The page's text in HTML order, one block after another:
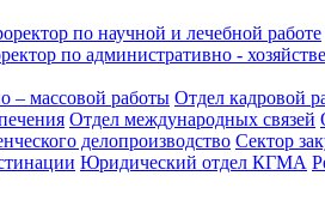
по научной и лечебной работе
по административно -
– массовой работы Отдел кадровой
Отдел международных связей
делопроизводство Сектор
Юридический отдел КГМА